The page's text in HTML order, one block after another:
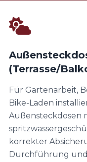
(Terrasse/
Für Gartenarbeit,
Bike-Laden
Außensteckdosen
korrekter
Durchführung